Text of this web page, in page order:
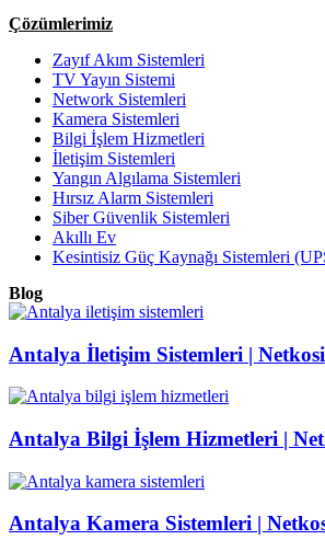
Çözümlerimiz
Zayıf Akım Sistemleri
TV Yayın Sistemi
Network Sistemleri
Kamera Sistemleri
Bilgi İşlem Hizmetleri
İletişim Sistemleri
Yangın Algılama Sistemleri
Hırsız Alarm Sistemleri
Siber Güvenlik Sistemleri
Akıllı Ev
Kesintisiz Güç Kaynağı Sistemleri
Blog
Antalya İletişim Sistemleri |
Antalya Bilgi İşlem Hizmetleri |
Antalya Kamera Sistemleri |